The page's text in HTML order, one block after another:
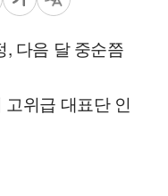
, 다음 달 중순쯤
위급 대표단 인